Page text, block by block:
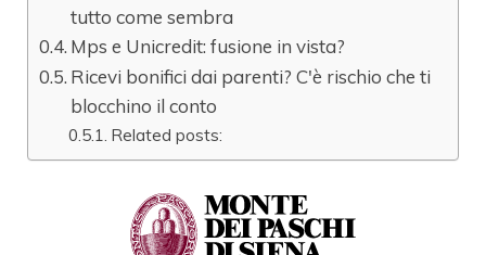
tutto come sembra
Mps e Unicredit: fusione in vista?
Ricevi bonifici dai parenti? C'è rischio che ti
blocchino il conto
Related posts: